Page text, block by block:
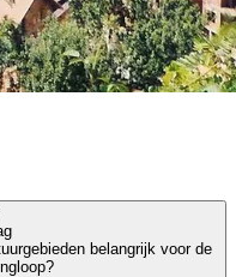
belangrijk voor de